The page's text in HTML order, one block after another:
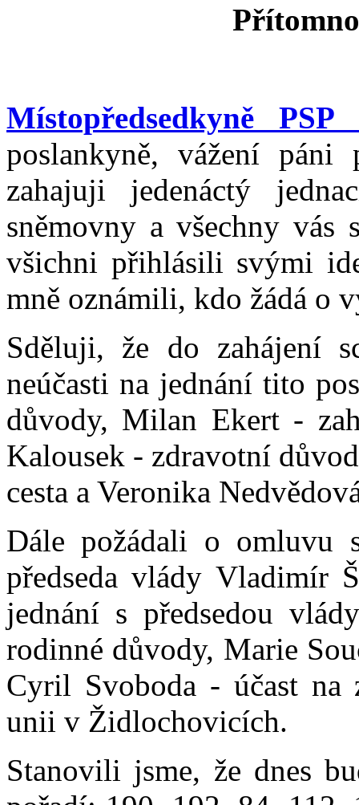
Místopředsedkyně
poslankyně, vážení páni
zahajuji jedenáctý
sněmovny a všechny vás
všichni přihlásili svými
mně oznámili, kdo žádá o
Sděluji, že do zahájení
neúčasti na jednání tito
důvody, Milan Ekert -
Kalousek - zdravotní
cesta a Veronika
Dále požádali o omluvu
předseda vlády Vladimír
jednání s předsedou
rodinné důvody, Marie
Cyril Svoboda - účast na
unii v Židlochovicích.
Stanovili jsme, že dnes